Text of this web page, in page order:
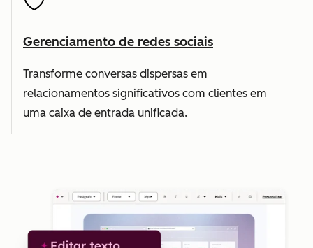
Gerenciamento de redes sociais
Transforme conversas dispersas em
relacionamentos significativos com clientes em
uma caixa de entrada unificada.